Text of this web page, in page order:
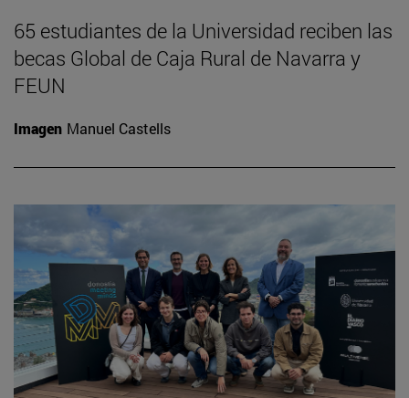
65 estudiantes de la Universidad reciben las
becas Global de Caja Rural de Navarra y
FEUN
Imagen Manuel Castells